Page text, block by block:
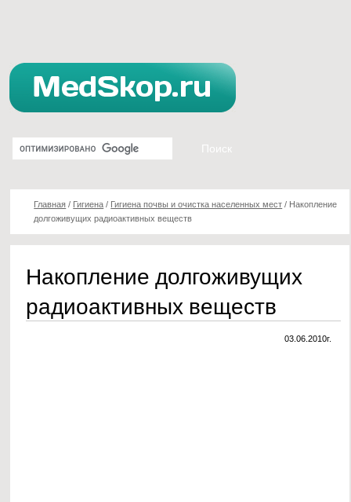
Главная / Гигиена / Гигиена почвы и очистка населенных мест / Накопление
долгоживущих радиоактивных веществ
Накопление долгоживущих
радиоактивных веществ
03.06.2010г.